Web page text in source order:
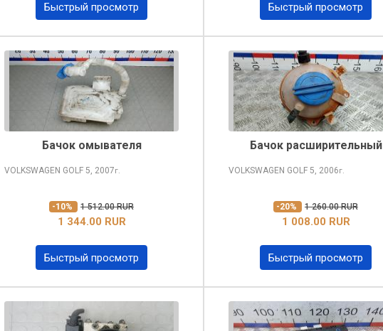
Быстрый просмотр Быстрый просмотр
Бачок омывателя
VOLKSWAGEN GOLF 5, 2007г.
-10% 1 512.00 RUR
1 344.00 RUR
Быстрый просмотр
Бачок расширительный
VOLKSWAGEN GOLF 5, 2006г.
-20% 1 260.00 RUR
1 008.00 RUR
Быстрый просмотр